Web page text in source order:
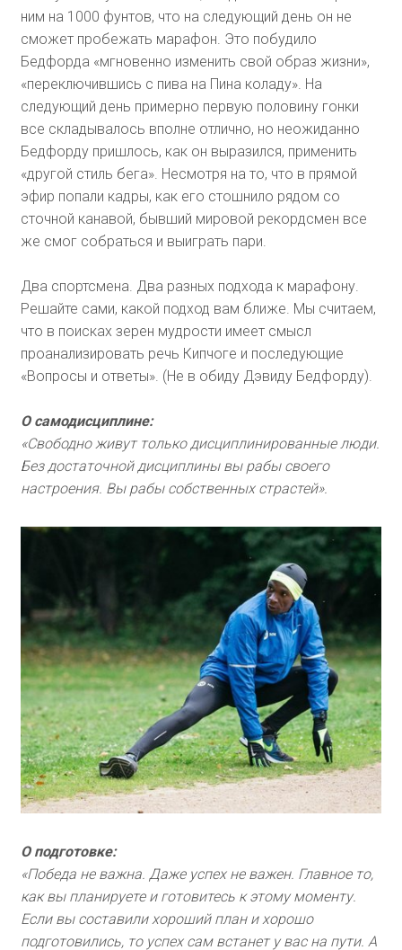
ним на 1000 фунтов, что на следующий день он не
сможет пробежать марафон. Это побудило
Бедфорда «мгновенно изменить свой образ жизни»,
«переключившись с пива на Пина коладу». На
следующий день примерно первую половину гонки
все складывалось вполне отлично, но неожиданно
Бедфорду пришлось, как он выразился, применить
«другой стиль бега». Несмотря на то, что в прямой
эфир попали кадры, как его стошнило рядом со
сточной канавой, бывший мировой рекордсмен все
же смог собраться и выиграть пари.
Два спортсмена. Два разных подхода к марафону.
Решайте сами, какой подход вам ближе. Мы считаем,
что в поисках зерен мудрости имеет смысл
проанализировать речь Кипчоге и последующие
«Вопросы и ответы». (Не в обиду Дэвиду Бедфорду).
О самодисциплине:
«Свободно живут только дисциплинированные люди.
Без достаточной дисциплины вы рабы своего
настроения. Вы рабы собственных страстей».
О подготовке:
«Победа не важна. Даже успех не важен. Главное то,
как вы планируете и готовитесь к этому моменту.
Если вы составили хороший план и хорошо
подготовились, то успех сам встанет у вас на пути. А